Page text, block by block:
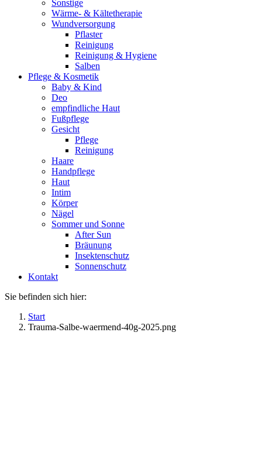
Sonstige
Wärme- & Kältetherapie
Wundversorgung
Pflaster
Reinigung
Reinigung & Hygiene
Salben
Pflege & Kosmetik
Baby & Kind
Deo
empfindliche Haut
Fußpflege
Gesicht
Pflege
Reinigung
Haare
Handpflege
Haut
Intim
Körper
Nägel
Sommer und Sonne
After Sun
Bräunung
Insektenschutz
Sonnenschutz
Kontakt
Sie befinden sich hier:
Start
Trauma-Salbe-waermend-40g-2025.png